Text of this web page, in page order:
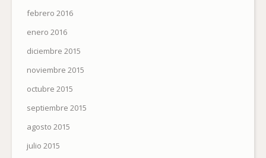
febrero 2016
enero 2016
diciembre 2015
noviembre 2015
octubre 2015
septiembre 2015
agosto 2015
julio 2015